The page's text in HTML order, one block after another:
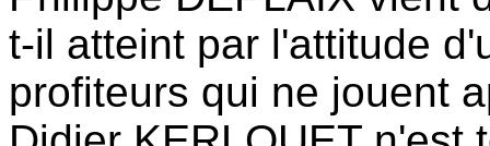
t-il atteint par l'attitude
profiteurs qui ne jouent